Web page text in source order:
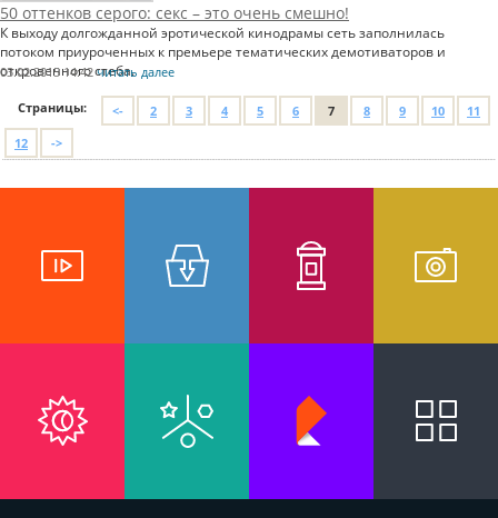
50 оттенков серого: секс – это очень смешно!
К выходу долгожданной эротической кинодрамы сеть заполнилась
потоком приуроченных к премьере тематических демотиваторов и
откровенного стеба.
03.02.2015 14:42читать далее
Страницы: <- 2 3 4 5 6 7 8 9 10
11
12
->